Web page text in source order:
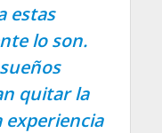
estas
lo son.
quitar la
experiencia